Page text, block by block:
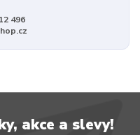
496
akce a slevy!